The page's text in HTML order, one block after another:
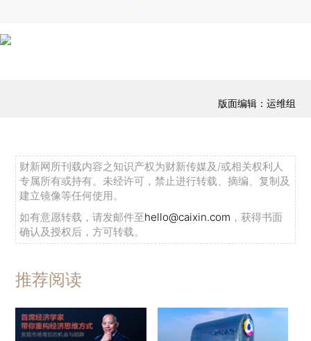
版面编辑：运维组
财新网所刊载内容之知识产权为财新传媒及/或相关权利人
专属所有或持有。未经许可，禁止进行转载、摘编、复制及
建立镜像等任何使用。
如有意愿转载，请发邮件至hello@caixin.com ，获得书面
确认及授权后，方可转载。
推荐阅读